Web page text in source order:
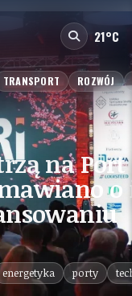
21°C
TRANSPORT ROZWÓJ
na
energetyka porty